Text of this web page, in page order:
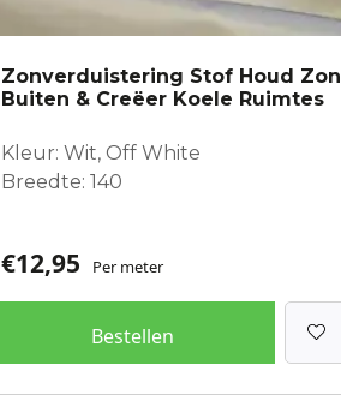
Zonverduistering Stof Houd Zon
Buiten & Creëer Koele Ruimtes
Kleur: Wit, Off White
Breedte: 140
€12,95 Per meter
Bestellen